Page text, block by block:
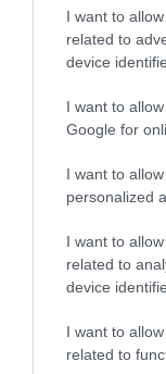
I want to
related to
device
I want to
Google for
I want to
personalized
I want to
related to
device
I want to
related to
FEJLESZTÉS
KARANTÉN
MAGYARORSZÁG